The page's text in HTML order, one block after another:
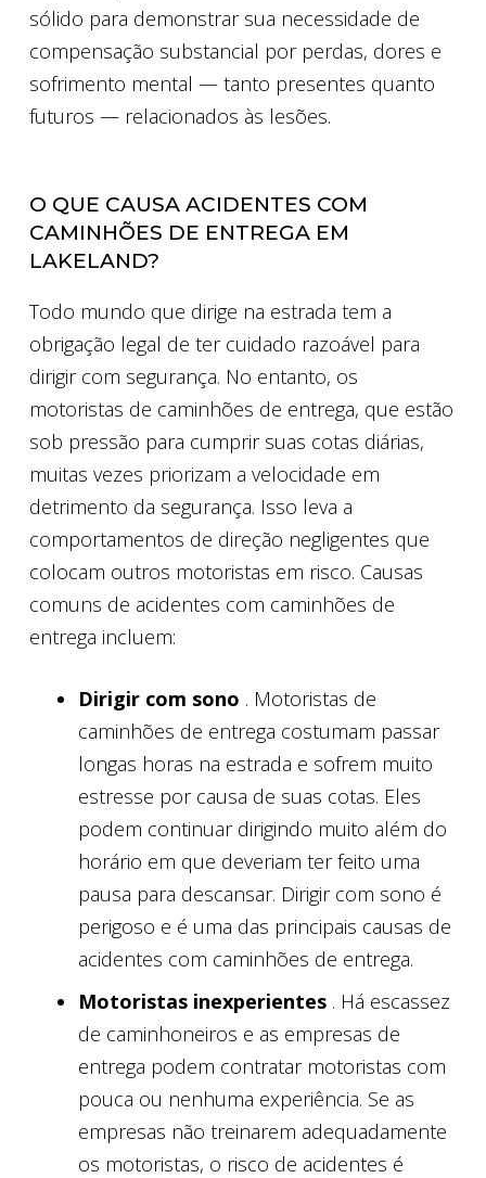
sólido para demonstrar sua necessidade de
compensação substancial por perdas, dores e
sofrimento mental — tanto presentes quanto
futuros — relacionados às lesões.
O QUE CAUSA ACIDENTES COM
CAMINHÕES DE ENTREGA EM
LAKELAND?
Todo mundo que dirige na estrada tem a
obrigação legal de ter cuidado razoável para
dirigir com segurança. No entanto, os
motoristas de caminhões de entrega, que estão
sob pressão para cumprir suas cotas diárias,
muitas vezes priorizam a velocidade em
detrimento da segurança. Isso leva a
comportamentos de direção negligentes que
colocam outros motoristas em risco. Causas
comuns de acidentes com caminhões de
entrega incluem:
Dirigir com sono . Motoristas de
caminhões de entrega costumam passar
longas horas na estrada e sofrem muito
estresse por causa de suas cotas. Eles
podem continuar dirigindo muito além do
horário em que deveriam ter feito uma
pausa para descansar. Dirigir com sono é
perigoso e é uma das principais causas de
acidentes com caminhões de entrega.
Motoristas inexperientes . Há escassez
de caminhoneiros e as empresas de
entrega podem contratar motoristas com
pouca ou nenhuma experiência. Se as
empresas não treinarem adequadamente
os motoristas, o risco de acidentes é